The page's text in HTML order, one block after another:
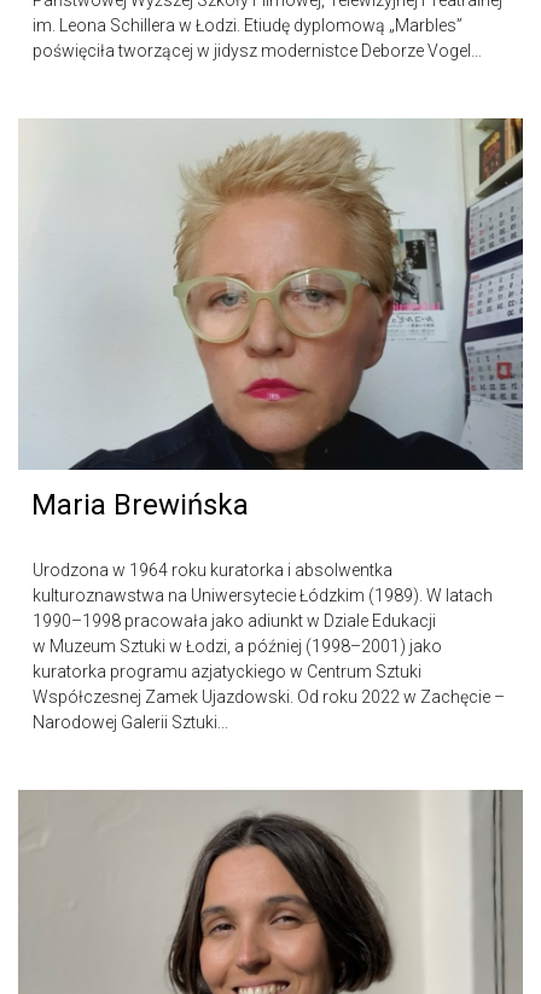
im. Leona Schillera w Łodzi. Etiudę dyplomową „Marbles”
poświęciła tworzącej w jidysz modernistce Deborze Vogel…
Maria Brewińska
Urodzona w 1964 roku kuratorka i absolwentka
kulturoznawstwa na Uniwersytecie Łódzkim (1989). W latach
1990–1998 pracowała jako adiunkt w Dziale Edukacji
w Muzeum Sztuki w Łodzi, a później (1998–2001) jako
kuratorka programu azjatyckiego w Centrum Sztuki
Współczesnej Zamek Ujazdowski. Od roku 2022 w Zachęcie –
Narodowej Galerii Sztuki...